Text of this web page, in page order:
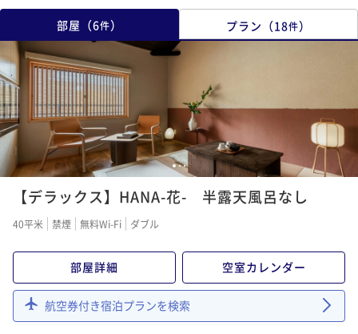
した。 寝室兼寛ぎス
所お風呂トイレは1階
的に仕方がないとは
反対だったので間違
れだけは残念でした。 最後にお土産
で頂けて、とても贅
ました。 母とお伺い
腹がいっぱいすぎた
は腹８八分目を目標
部屋 （6件） プラン （18件）
123
【デラックス】HANA-花- 半露天風呂なし
40平米 禁煙 無料Wi-Fi ダブル
部屋詳細 空室カレンダー
航空券付き宿泊プランを検索